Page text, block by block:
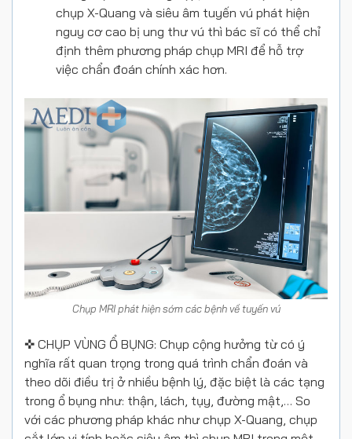
chụp X-Quang và siêu âm tuyến vú phát hiện
nguy cơ cao bị ung thư vú thì bác sĩ có thể chỉ
định thêm phương pháp chụp MRI để hỗ trợ
việc chẩn đoán chính xác hơn.
Chụp MRI phát hiện sớm các bệnh về tuyến vú
✜ CHỤP VÙNG Ổ BỤNG: Chụp cộng hưởng từ có ý
nghĩa rất quan trọng trong quá trình chẩn đoán và
theo dõi điều trị ở nhiều bệnh lý, đặc biệt là các tạng
trong ổ bụng như: thận, lách, tụy, đường mật,… So
với các phương pháp khác như chụp X-Quang, chụp